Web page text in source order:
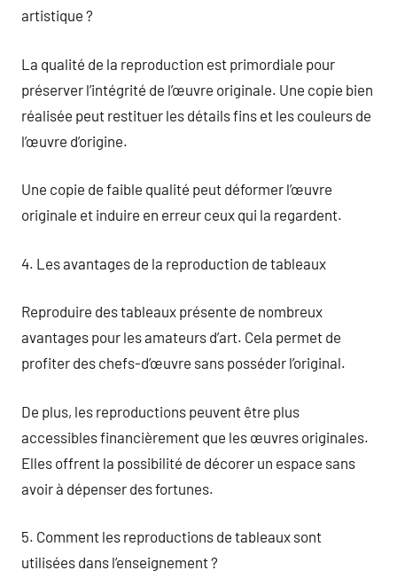
artistique ?
La qualité de la reproduction est primordiale pour
préserver l’intégrité de l’œuvre originale. Une copie bien
réalisée peut restituer les détails fins et les couleurs de
l’œuvre d’origine.
Une copie de faible qualité peut déformer l’œuvre
originale et induire en erreur ceux qui la regardent.
4. Les avantages de la reproduction de tableaux
Reproduire des tableaux présente de nombreux
avantages pour les amateurs d’art. Cela permet de
profiter des chefs-d’œuvre sans posséder l’original.
De plus, les reproductions peuvent être plus
accessibles financièrement que les œuvres originales.
Elles offrent la possibilité de décorer un espace sans
avoir à dépenser des fortunes.
5. Comment les reproductions de tableaux sont
utilisées dans l’enseignement ?